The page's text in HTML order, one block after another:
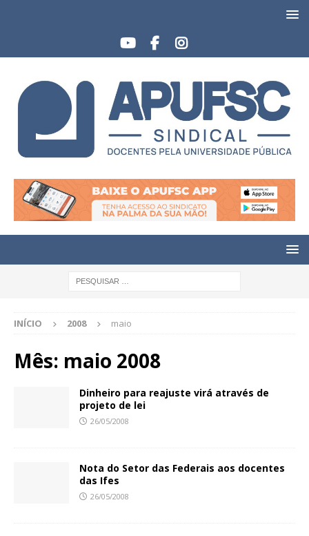
INÍCIO 2008 maio
Mês: maio 2008
Dinheiro para reajuste virá através de
projeto de lei
26/05/2008
Nota do Setor das Federais aos docentes
das Ifes
26/05/2008